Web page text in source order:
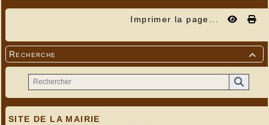
Imprimer la page...

Recherche
SITE DE LA MAIRIE